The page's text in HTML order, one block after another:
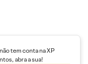
tem conta na XP
abra a sua!